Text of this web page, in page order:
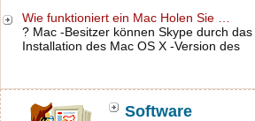
Wie funktioniert ein Mac Holen Sie …
? Mac -Besitzer können Skype durch
Installation des Mac OS X -Version des
Software